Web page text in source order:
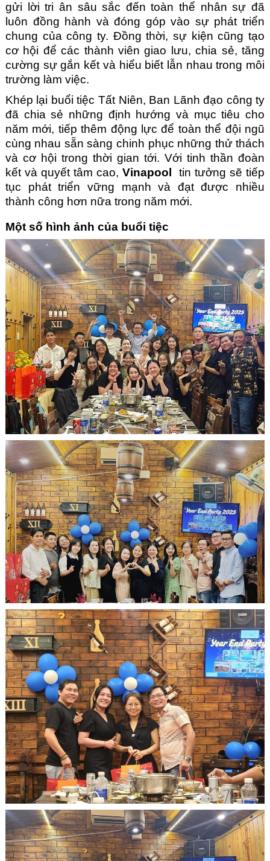
gửi lời tri ân sâu sắc đến toàn thể nhân sự đã
luôn đồng hành và đóng góp vào sự phát triển
chung của công ty. Đồng thời, sự kiện cũng tạo
cơ hội để các thành viên giao lưu, chia sẻ, tăng
cường sự gắn kết và hiểu biết lẫn nhau trong môi
trường làm việc.
Khép lại buổi tiệc Tất Niên, Ban Lãnh đạo công ty
đã chia sẻ những định hướng và mục tiêu cho
năm mới, tiếp thêm động lực để toàn thể đội ngũ
cùng nhau sẵn sàng chinh phục những thử thách
và cơ hội trong thời gian tới. Với tinh thần đoàn
kết và quyết tâm cao, Vinapool
tin tưởng sẽ tiếp
tục phát triển vững mạnh và đạt được nhiều
thành công hơn nữa trong năm mới.
Một số hình ảnh của buổi tiệc